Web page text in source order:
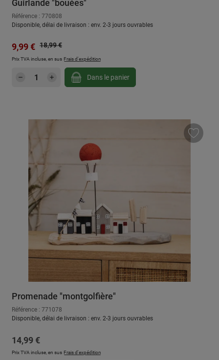
Guirlande "bouées"
Référence : 770808
Disponible, délai de livraison : env. 2-3 jours ouvrables
Prix de vente :
9,99 € Prix régulier :
18,99 €
Prix TVA incluse, en sus Frais d'expédition
Quantité de produit : Entrez la quantité
Dans le panier
Promenade "montgolfière"
Référence : 771078
Disponible, délai de livraison : env. 2-3 jours ouvrables
Prix régulier :
14,99 €
Prix TVA incluse, en sus Frais d'expédition